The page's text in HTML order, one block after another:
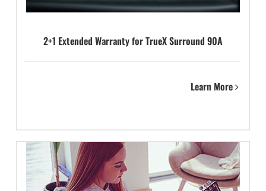
2+1 Extended Warranty for TrueX Surround 90A
Learn More